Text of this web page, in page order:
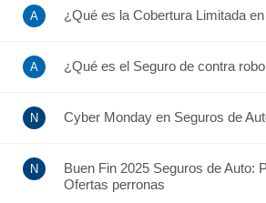
¿Qué es la Cobertura Limitada
¿Qué es el Seguro de contra
Cyber Monday en Seguros de
Buen Fin 2025 Seguros de Auto:
Ofertas perronas